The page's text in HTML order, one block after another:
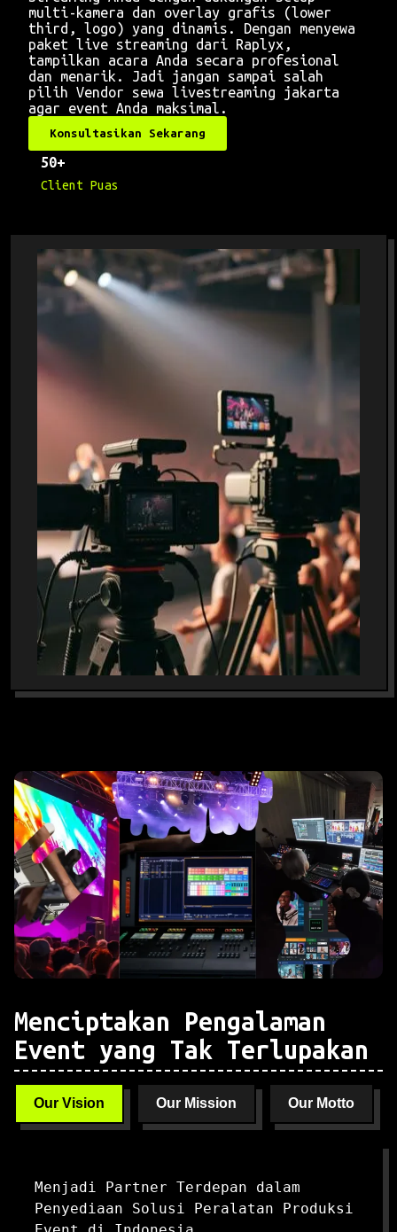
multi-kamera dan overlay grafis (lower
third, logo) yang dinamis. Dengan menyewa
paket live streaming dari Raplyx,
tampilkan acara Anda secara profesional
dan menarik. Jadi jangan sampai salah
pilih Vendor sewa livestreaming jakarta
agar event Anda maksimal.
Konsultasikan Sekarang
50+
Client Puas
Menciptakan Pengalaman
Event yang Tak Terlupakan
Our Vision Our Mission Our Motto
Menjadi Partner Terdepan dalam
Penyediaan Solusi Peralatan Produksi